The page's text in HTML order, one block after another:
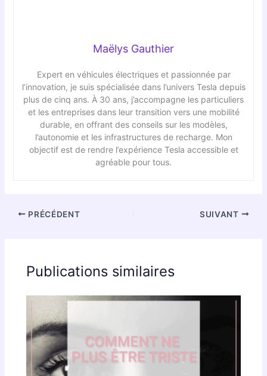
Maëlys Gauthier
Expert en véhicules électriques et passionnée par
l’innovation, je suis spécialisée dans l’univers Tesla depuis
plus de cinq ans. À 30 ans, j’accompagne les particuliers
et les entreprises dans leur transition vers une mobilité
durable, en offrant des conseils sur les modèles,
l’autonomie et les infrastructures de recharge. Mon
objectif est de rendre l’expérience Tesla accessible et
agréable pour tous.
PRÉCÉDENT SUIVANT
Publications similaires